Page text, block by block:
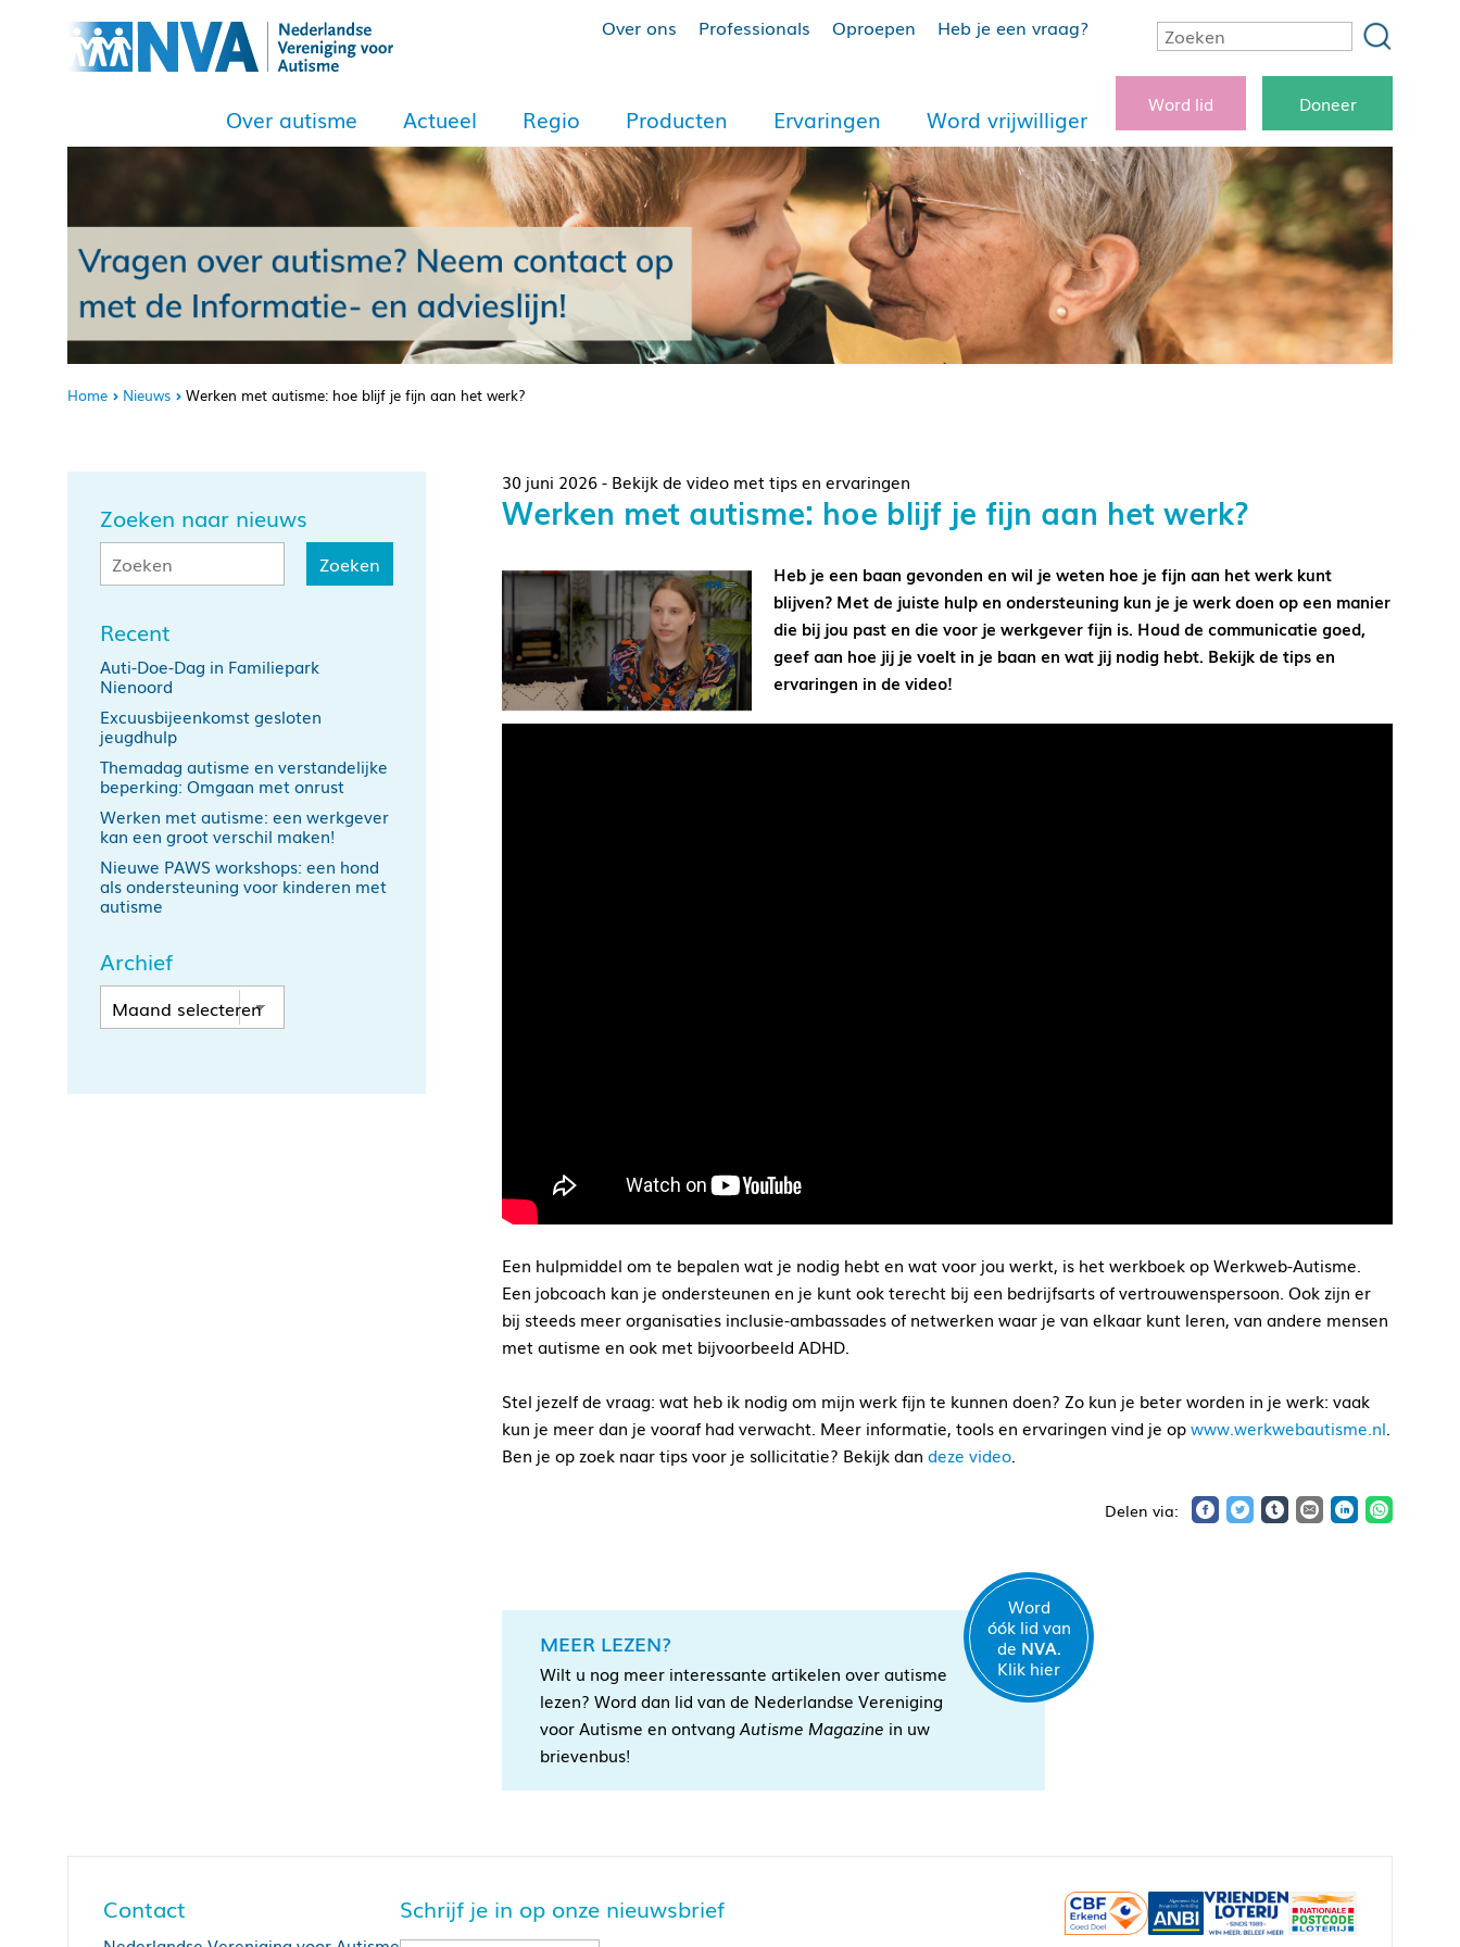
Over ons Professionals Oproepen Heb je een vraag?
Over autisme Actueel Regio Producten Ervaringen Word vrijwilliger
Word lid Doneer
Home Nieuws Werken met autisme: hoe blijf je fijn aan het werk?
Zoeken naar nieuws
Recent
Auti-Doe-Dag in Familiepark
Nienoord
Excuusbijeenkomst gesloten
jeugdhulp
Themadag autisme en verstandelijke
beperking: Omgaan met onrust
Werken met autisme: een werkgever
kan een groot verschil maken!
Nieuwe PAWS workshops: een hond
als ondersteuning voor kinderen met
autisme
Archief
30 juni 2026 - Bekijk de video met tips en ervaringen
Werken met autisme: hoe blijf je fijn aan het werk?
Heb je een baan gevonden en wil je weten hoe je fijn aan het werk kunt
blijven? Met de juiste hulp en ondersteuning kun je je werk doen op een manier
die bij jou past en die voor je werkgever fijn is. Houd de communicatie goed,
geef aan hoe jij je voelt in je baan en wat jij nodig hebt. Bekijk de tips en
ervaringen in de video!
Een hulpmiddel om te bepalen wat je nodig hebt en wat voor jou werkt, is het werkboek op Werkweb-Autisme.
Een jobcoach kan je ondersteunen en je kunt ook terecht bij een bedrijfsarts of vertrouwenspersoon. Ook zijn er
bij steeds meer organisaties inclusie-ambassades of netwerken waar je van elkaar kunt leren, van andere mensen
met autisme en ook met bijvoorbeeld ADHD.
Stel jezelf de vraag: wat heb ik nodig om mijn werk fijn te kunnen doen? Zo kun je beter worden in je werk: vaak
kun je meer dan je vooraf had verwacht. Meer informatie, tools en ervaringen vind je opwww.werkwebautisme.nl.
Ben je op zoek naar tips voor je sollicitatie? Bekijk dan deze video.
MEER LEZEN?
Wilt u nog meer interessante artikelen over autisme
lezen? Word dan lid van de Nederlandse Vereniging
voor Autisme en ontvang Autisme Magazine in uw
brievenbus!
Word
óók lid van
de NVA.
Klik hier
Contact Schrijf je in op onze nieuwsbrief